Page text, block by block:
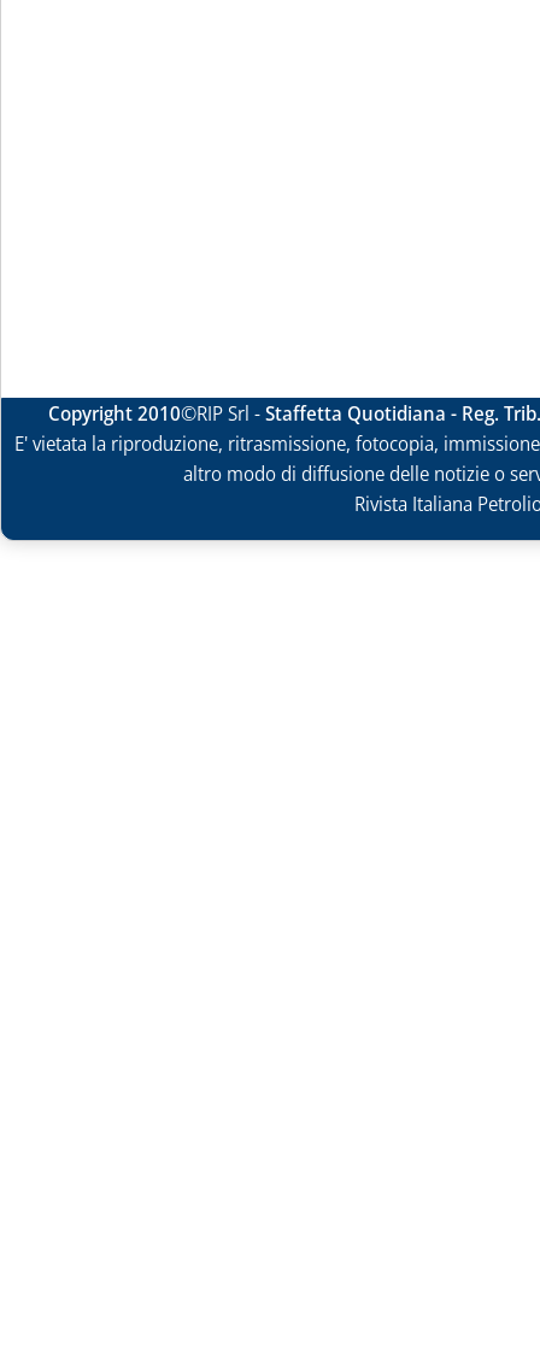
Copyright 2010©RIP Srl -Staffetta Quotidiana - Reg.
E' vietata la riproduzione, ritrasmissione, fotocopia,
altro modo di diffusione delle notizie o
Rivista Italiana